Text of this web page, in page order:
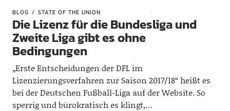
BLOG STATE OF THE UNION
Die Lizenz für die Bundesliga und
Zweite Liga gibt es ohne
Bedingungen
„Erste Entscheidungen der DFL im
Lizenzierungsverfahren zur Saison 2017/18“ heißt es
bei der Deutschen Fußball-Liga auf der Website. So
sperrig und bürokratisch es klingt,…